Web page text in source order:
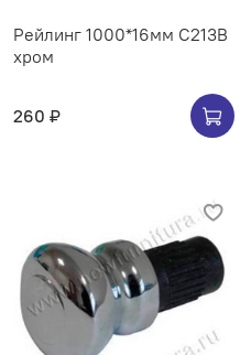
Рейлинг 1000*16мм C213B
хром
260 ₽